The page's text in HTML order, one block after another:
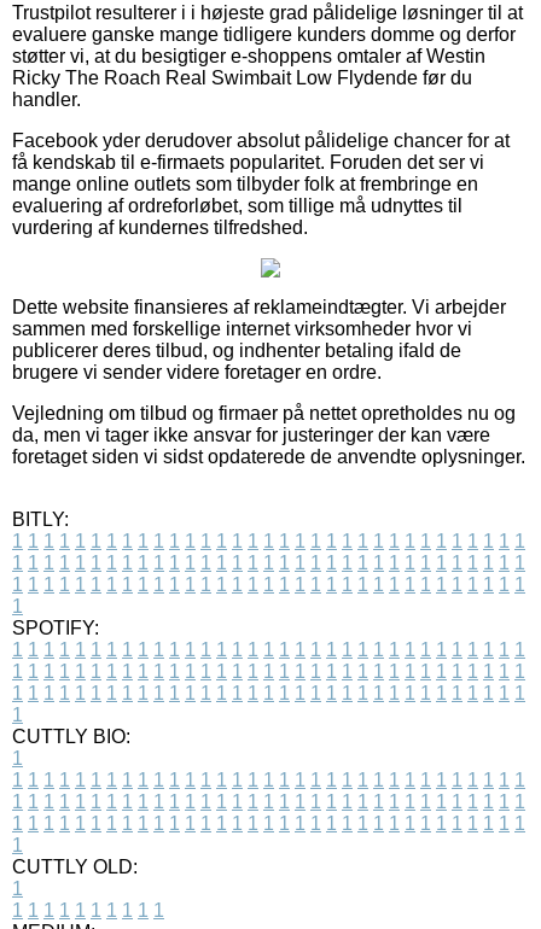
Trustpilot resulterer i i højeste grad pålidelige løsninger til at
evaluere ganske mange tidligere kunders domme og derfor
støtter vi, at du besigtiger e-shoppens omtaler af Westin
Ricky The Roach Real Swimbait Low Flydende før du
handler.
Facebook yder derudover absolut pålidelige chancer for at
få kendskab til e-firmaets popularitet. Foruden det ser vi
mange online outlets som tilbyder folk at frembringe en
evaluering af ordreforløbet, som tillige må udnyttes til
vurdering af kundernes tilfredshed.
Dette website finansieres af reklameindtægter. Vi arbejder
sammen med forskellige internet virksomheder hvor vi
publicerer deres tilbud, og indhenter betaling ifald de
brugere vi sender videre foretager en ordre.
Vejledning om tilbud og firmaer på nettet opretholdes nu og
da, men vi tager ikke ansvar for justeringer der kan være
foretaget siden vi sidst opdaterede de anvendte oplysninger.
BITLY:
1 1 1 1 1 1 1 1 1 1 1 1 1 1 1 1 1 1 1 1 1 1 1 1 1 1 1 1 1 1 1 1 1
1 1 1 1 1 1 1 1 1 1 1 1 1 1 1 1 1 1 1 1 1 1 1 1 1 1 1 1 1 1 1 1 1
1 1 1 1 1 1 1 1 1 1 1 1 1 1 1 1 1 1 1 1 1 1 1 1 1 1 1 1 1 1 1 1 1
1
SPOTIFY:
1 1 1 1 1 1 1 1 1 1 1 1 1 1 1 1 1 1 1 1 1 1 1 1 1 1 1 1 1 1 1 1 1
1 1 1 1 1 1 1 1 1 1 1 1 1 1 1 1 1 1 1 1 1 1 1 1 1 1 1 1 1 1 1 1 1
1 1 1 1 1 1 1 1 1 1 1 1 1 1 1 1 1 1 1 1 1 1 1 1 1 1 1 1 1 1 1 1 1
1
CUTTLY BIO:
1
1 1 1 1 1 1 1 1 1 1 1 1 1 1 1 1 1 1 1 1 1 1 1 1 1 1 1 1 1 1 1 1 1
1 1 1 1 1 1 1 1 1 1 1 1 1 1 1 1 1 1 1 1 1 1 1 1 1 1 1 1 1 1 1 1 1
1 1 1 1 1 1 1 1 1 1 1 1 1 1 1 1 1 1 1 1 1 1 1 1 1 1 1 1 1 1 1 1 1
1
CUTTLY OLD:
1
1 1 1 1 1 1 1 1 1 1